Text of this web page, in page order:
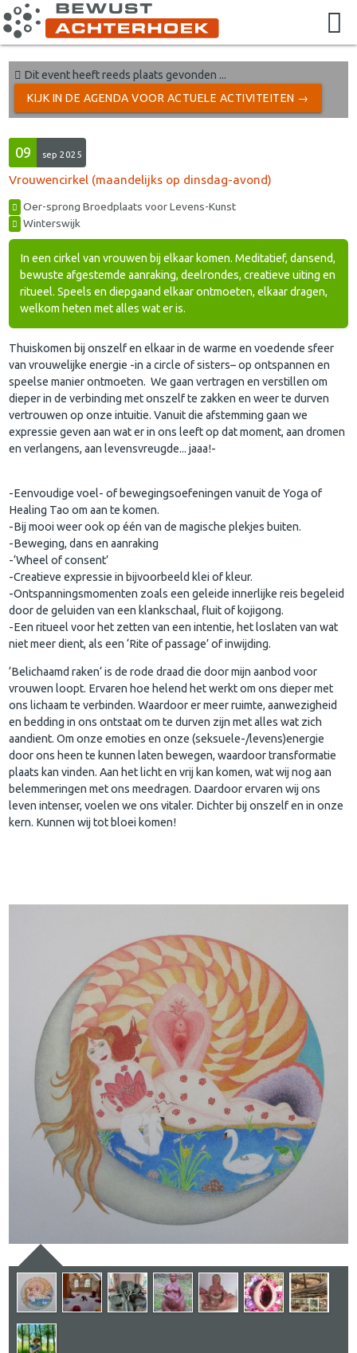
Dit event heeft reeds plaats gevonden ...
KIJK IN DE AGENDA VOOR ACTUELE ACTIVITEITEN →
09 sep 2025
Vrouwencirkel (maandelijks op dinsdag-avond)
Oer-sprong Broedplaats voor Levens-Kunst
Winterswijk
In een cirkel van vrouwen bij elkaar komen. Meditatief, dansend,
bewuste afgestemde aanraking, deelrondes, creatieve uiting en
ritueel. Speels en diepgaand elkaar ontmoeten, elkaar dragen,
welkom heten met alles wat er is.
Thuiskomen bij onszelf en elkaar in de warme en voedende sfeer
van vrouwelijke energie -in a circle of sisters– op ontspannen en
speelse manier ontmoeten. We gaan vertragen en verstillen om
dieper in de verbinding met onszelf te zakken en weer te durven
vertrouwen op onze intuitie. Vanuit die afstemming gaan we
expressie geven aan wat er in ons leeft op dat moment, aan dromen
en verlangens, aan levensvreugde... jaaa!-
-Eenvoudige voel- of bewegingsoefeningen vanuit de Yoga of
Healing Tao om aan te komen.
-Bij mooi weer ook op één van de magische plekjes buiten.
-Beweging, dans en aanraking
-‘Wheel of consent’
-Creatieve expressie in bijvoorbeeld klei of kleur.
-Ontspanningsmomenten zoals een geleide innerlijke reis begeleid
door de geluiden van een klankschaal, fluit of kojigong.
-Een ritueel voor het zetten van een intentie, het loslaten van wat
niet meer dient, als een ‘Rite of passage’ of inwijding.
‘Belichaamd raken‘ is de rode draad die door mijn aanbod voor
vrouwen loopt. Ervaren hoe helend het werkt om ons dieper met
ons lichaam te verbinden. Waardoor er meer ruimte, aanwezigheid
en bedding in ons ontstaat om te durven zijn met alles wat zich
aandient. Om onze emoties en onze (seksuele-/levens)energie
door ons heen te kunnen laten bewegen, waardoor transformatie
plaats kan vinden. Aan het licht en vrij kan komen, wat wij nog aan
belemmeringen met ons meedragen. Daardoor ervaren wij ons
leven intenser, voelen we ons vitaler. Dichter bij onszelf en in onze
kern. Kunnen wij tot bloei komen!